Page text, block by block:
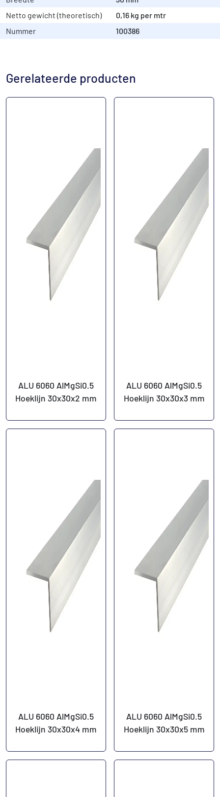
Netto gewicht (theoretisch)
0,16 kg per mtr
Nummer
100386
Gerelateerde producten
ALU 6060 AlMgSi0.5
Hoeklijn 30x30x2 mm
ALU 6060 AlMgSi0.5
Hoeklijn 30x30x3 mm
ALU 6060 AlMgSi0.5
Hoeklijn 30x30x4 mm
ALU 6060 AlMgSi0.5
Hoeklijn 30x30x5 mm